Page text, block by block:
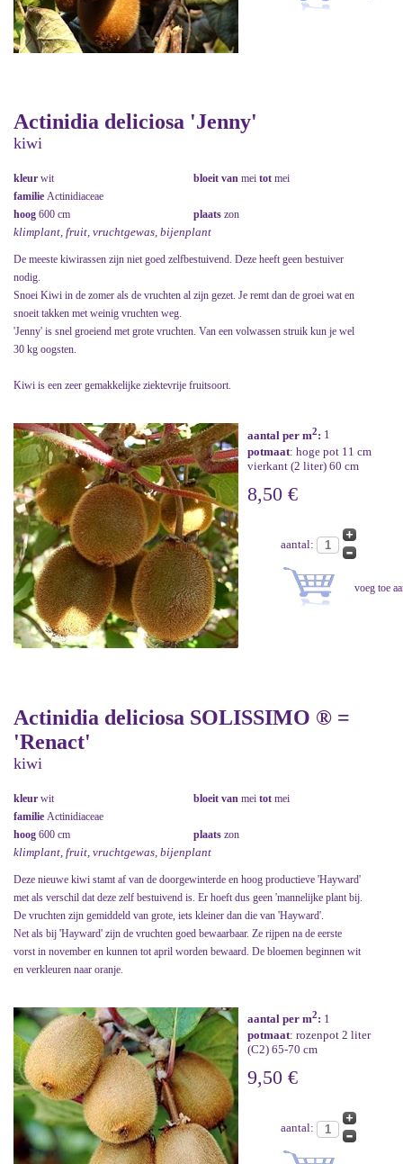
Actinidia deliciosa 'Jenny'
kiwi
kleur wit bloeit van mei tot mei
familie Actinidiaceae
hoog 600 cm plaats zon
klimplant, fruit, vruchtgewas, bijenplant
De meeste kiwirassen zijn niet goed zelfbestuivend. Deze heeft geen bestuiver
nodig.
Snoei Kiwi in de zomer als de vruchten al zijn gezet. Je remt dan de groei wat en
snoeit takken met weinig vruchten weg.
'Jenny' is snel groeiend met grote vruchten. Van een volwassen struik kun je wel
30 kg oogsten.
Kiwi is een zeer gemakkelijke ziektevrije fruitsoort.
aantal per m2: 1
potmaat: hoge pot 11 cm
vierkant (2 liter) 60 cm
8,50 €
aantal:
Actinidia deliciosa SOLISSIMO ® =
'Renact'
kiwi
kleur wit bloeit van mei tot mei
familie Actinidiaceae
hoog 600 cm plaats zon
klimplant, fruit, vruchtgewas, bijenplant
Deze nieuwe kiwi stamt af van de doorgewinterde en hoog productieve 'Hayward'
met als verschil dat deze zelf bestuivend is. Er hoeft dus geen 'mannelijke plant bij.
De vruchten zijn gemiddeld van grote, iets kleiner dan die van 'Hayward'.
Net als bij 'Hayward' zijn de vruchten goed bewaarbaar. Ze rijpen na de eerste
vorst in november en kunnen tot april worden bewaard. De bloemen beginnen wit
en verkleuren naar oranje.
aantal per m2: 1
potmaat: rozenpot 2 liter
(C2) 65-70 cm
9,50 €
aantal: